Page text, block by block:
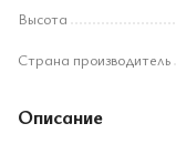
Высота
Страна производитель
Описание